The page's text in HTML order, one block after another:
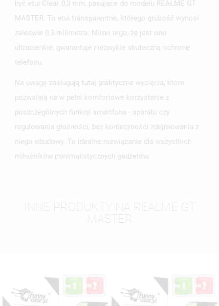
być etui Clear 0,3 mm, pasujące do modelu REALME GT
MASTER. To etui transparentne, którego grubość wynosi
zaledwie 0,3 milimetra. Mimo tego, że jest ono
ultracienkie, gwarantuje niezwykle skuteczną ochronę
telefonu.
Na uwagę zasługują tutaj praktyczne wycięcia, które
pozwalają na w pełni komfortowe korzystanie z
poszczególnych funkcji smartfona - aparatu czy
regulowania głośności, bez konieczności zdejmowania z
niego obudowy. To idealne rozwiązanie dla wszystkich
miłośników minimalistycznych gadżetów.
INNE PRODUKTY NA REALME GT
MASTER